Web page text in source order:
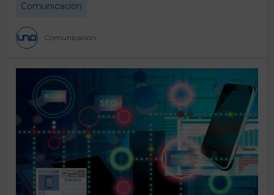
Comunicación
Comunicación